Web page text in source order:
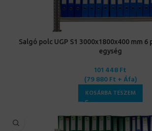
Salgó polc UGP S1 3000x1800x400 mm
egység
101 448Ft
(79 880Ft + Áfa)
KOSÁRBA TESZEM